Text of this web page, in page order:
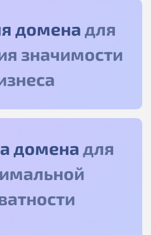
доменадля
значимости
доменадля